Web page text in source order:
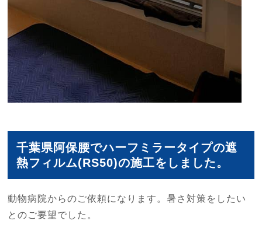
千葉県阿保腰でハーフミラータイプの遮
熱フィルム(RS50)の施工をしました。
動物病院からのご依頼になります。暑さ対策をしたい
とのご要望でした。